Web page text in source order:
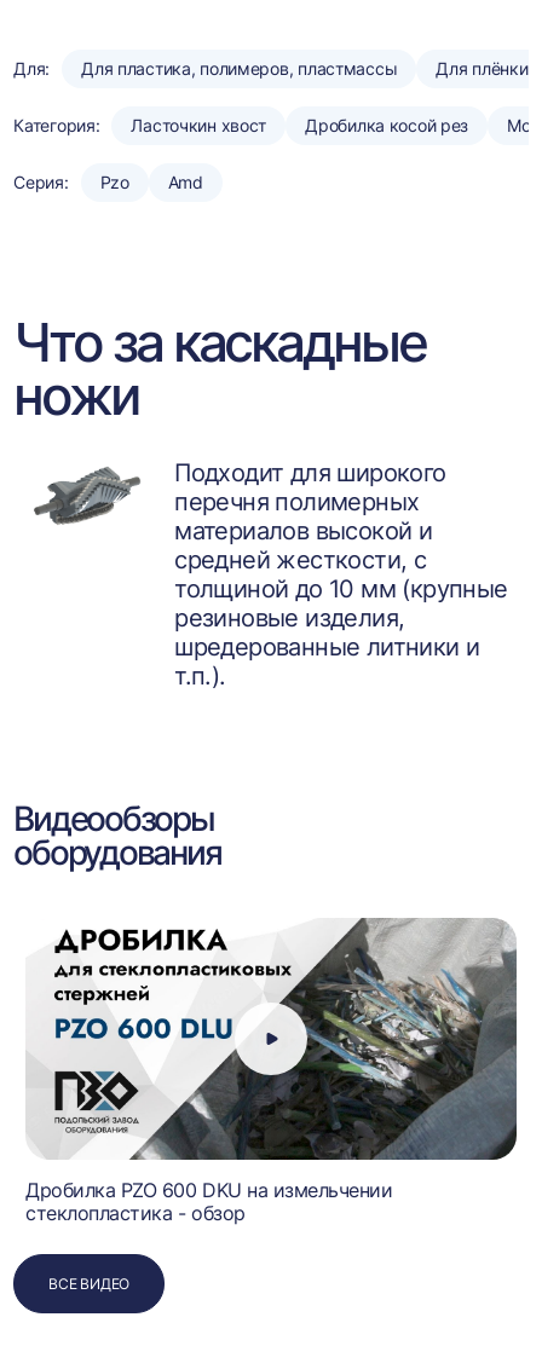
Для: Для пластика, полимеров, пластмассы Для плёнки
Категория: Ласточкин хвост Дробилка косой рез
Серия: Pzo Amd
Что за каскадные
ножи
Подходит для широкого
перечня полимерных
материалов высокой и
средней жесткости, с
толщиной до 10 мм (крупные
резиновые изделия,
шредерованные литники и
т.п.).
Видеообзоры
оборудования
Дробилка PZO 600 DKU на измельчении
стеклопластика - обзор
ВСЕ ВИДЕО